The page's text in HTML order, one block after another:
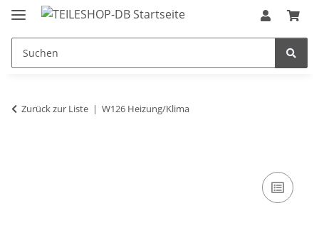
Zurück zur Liste W126 Heizung/Klima